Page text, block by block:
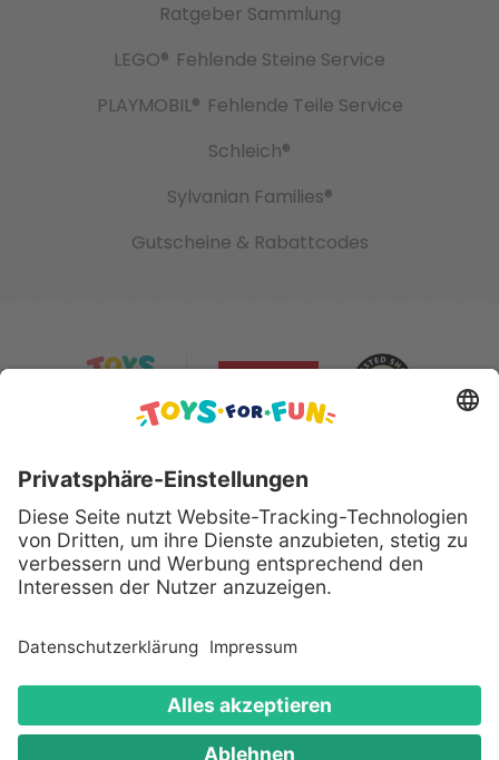
Ratgeber Sammlung
LEGO® Fehlende Steine Service
PLAYMOBIL® Fehlende Teile Service
Schleich®
Sylvanian Families®
Gutscheine & Rabattcodes
Sicher bezahlen mit:
Alle genannten Produkte und Logos sind eingetragene
Warenzeichen der jeweiligen Hersteller.
Copyright © 2008 - 2026 Toys for Fun GmbH - Alle
Rechte vorbehalten